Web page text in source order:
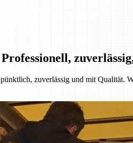
zuverlässig und mit Qualität.